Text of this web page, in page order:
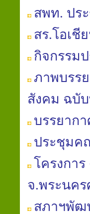
สพท. ปร
สร.โอเ
กิจกรรม
ภาพบรร
สังคม ฉบับ
บรรยาก
ประชุมค
โครงกา
จ.พระนคร
สภาฯพัฒ